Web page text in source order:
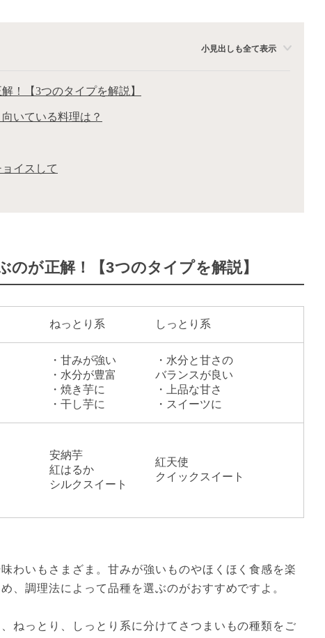
小見出しも全て表示
！【3つのタイプを解説】
いている料理は？
イスして
が正解！【3つのタイプを解説】
ねっとり系 しっとり系
・甘みが強い
・水分が豊富
・焼き芋に
・干し芋に
・水分と甘さの
バランスが良い
・上品な甘さ
・スイーツに
安納芋
紅はるか
シルクスイート
紅天使
クイックスイート
わいもさまざま。甘みが強いものやほくほく食感を楽
、調理法によって品種を選ぶのがおすすめですよ。
ねっとり、しっとり系に分けてさつまいもの種類をご